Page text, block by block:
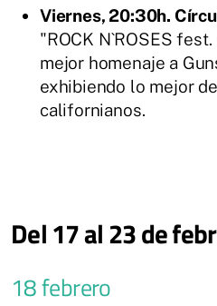
Viernes, 20:30h.
"ROCK N`ROSES
mejor homenaje a
exhibiendo lo mejor
californianos.
Del 17 al 23 de
18 febrero